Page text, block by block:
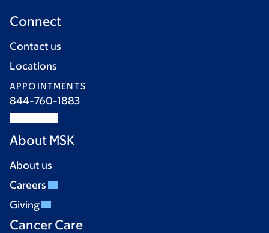
Connect
Contact us
Locations
APPOINTMENTS
844-760-1883
About MSK
About us
Careers
Giving
Cancer Care